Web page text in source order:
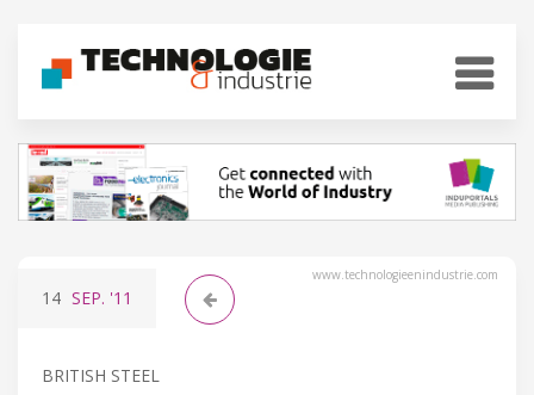
www.technologieenindustrie.com
14 SEP. '11
BRITISH STEEL